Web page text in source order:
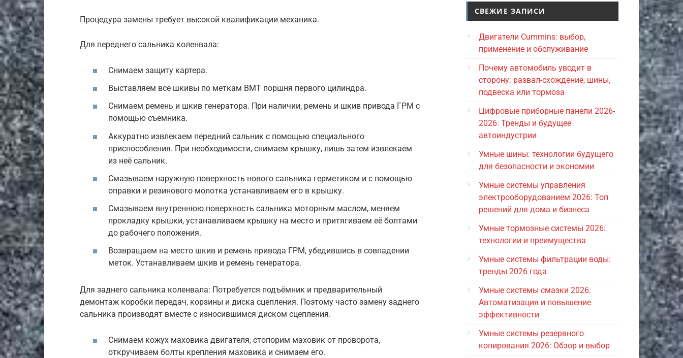
Процедура замены требует высокой квалификации механика.
Для переднего сальника коленвала:
Снимаем защиту картера.
Выставляем все шкивы по меткам ВМТ поршня первого цилиндра.
Снимаем ремень и шкив генератора. При наличии, ремень и шкив привода ГРМ с
помощью съемника.
Аккуратно извлекаем передний сальник с помощью специального
приспособления. При необходимости, снимаем крышку, лишь затем извлекаем
из неё сальник.
Смазываем наружную поверхность нового сальника герметиком и с помощью
оправки и резинового молотка устанавливаем его в крышку.
Смазываем внутреннюю поверхность сальника моторным маслом, меняем
прокладку крышки, устанавливаем крышку на место и притягиваем её болтами
до рабочего положения.
Возвращаем на место шкив и ремень привода ГРМ, убедившись в совпадении
меток. Устанавливаем шкив и ремень генератора.
Для заднего сальника коленвала: Потребуется подъёмник и предварительный
демонтаж коробки передач, корзины и диска сцепления. Поэтому часто замену заднего
сальника производят вместе с износившимся диском сцепления.
Снимаем кожух маховика двигателя, стопорим маховик от проворота,
откручиваем болты крепления маховика и снимаем его.
СВЕЖИЕ ЗАПИСИ
Двигатели Cummins: выбор,
применение и обслуживание
Почему автомобиль уводит в
сторону: развал-схождение, шины,
подвеска или тормоза
Цифровые приборные панели 2026-
2026: Тренды и будущее
автоиндустрии
Умные шины: технологии будущего
для безопасности и экономии
Умные системы управления
электрооборудованием 2026: Топ
решений для дома и бизнеса
Умные тормозные системы 2026:
технологии и преимущества
Умные системы фильтрации воды:
тренды 2026 года
Умные системы смазки 2026:
Автоматизация и повышение
эффективности
Умные системы резервного
копирования 2026: Обзор и выбор